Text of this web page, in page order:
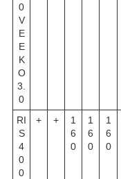
0
V
E
E
K
O
3.
0
RI
S
4
0
0
+ +
1
6
0
1
6
0
1
6
0